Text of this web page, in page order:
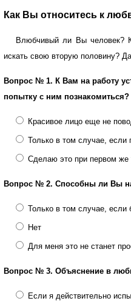
Как Вы относитесь к
Влюбчивый ли Вы человек?
искать свою вторую половину?
Вопрос № 1. К Вам на работу
попытку с ним познакомиться?
Красивое лицо еще не
Только в том случае, если
Сделаю это при первом же
Вопрос № 2. Способны ли Вы
Только в том случае, если
Нет
Для меня это не станет
Вопрос № 3. Объяснение в
Если я действительно